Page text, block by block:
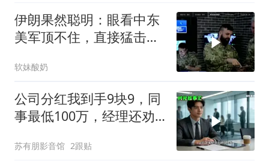
伊朗果然聪明：眼看中东
美军顶不住，直接猛击要
软妹酸奶
公司分红我到手9块9，同
事最低100万，经理还劝
苏有朋影音馆 2跟贴